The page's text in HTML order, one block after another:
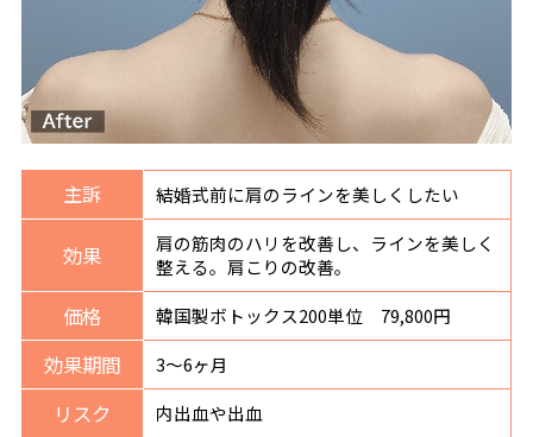
主訴 結婚式前に肩のラインを美しくしたい
効果
肩の筋肉のハリを改善し、ラインを美しく
整える。肩こりの改善。
価格 韓国製ボトックス200単位 79,800円
効果期間 3〜6ヶ月
リスク 内出血や出血